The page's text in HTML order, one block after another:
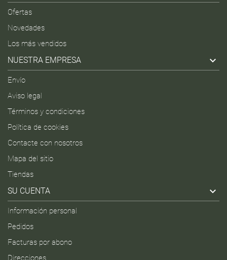
Ofertas
Novedades
Los más vendidos
NUESTRA EMPRESA 
Envío
Aviso legal
Términos y condiciones
Política de cookies
Contacte con nosotros
Mapa del sitio
Tiendas
SU CUENTA 
Información personal
Pedidos
Facturas por abono